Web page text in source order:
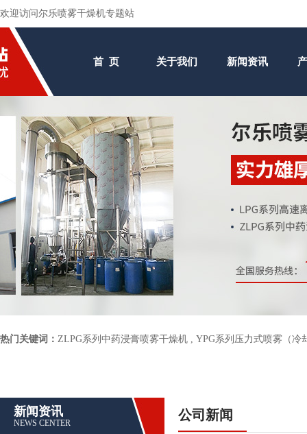
欢迎访问尔乐喷雾干燥机专题站
首 页 关于我们 新闻资讯
热门关键词： ZLPG系列中药浸膏喷雾干燥机 , YPG系列压力式喷雾（冷
新闻资讯
NEWS CENTER
公司新闻